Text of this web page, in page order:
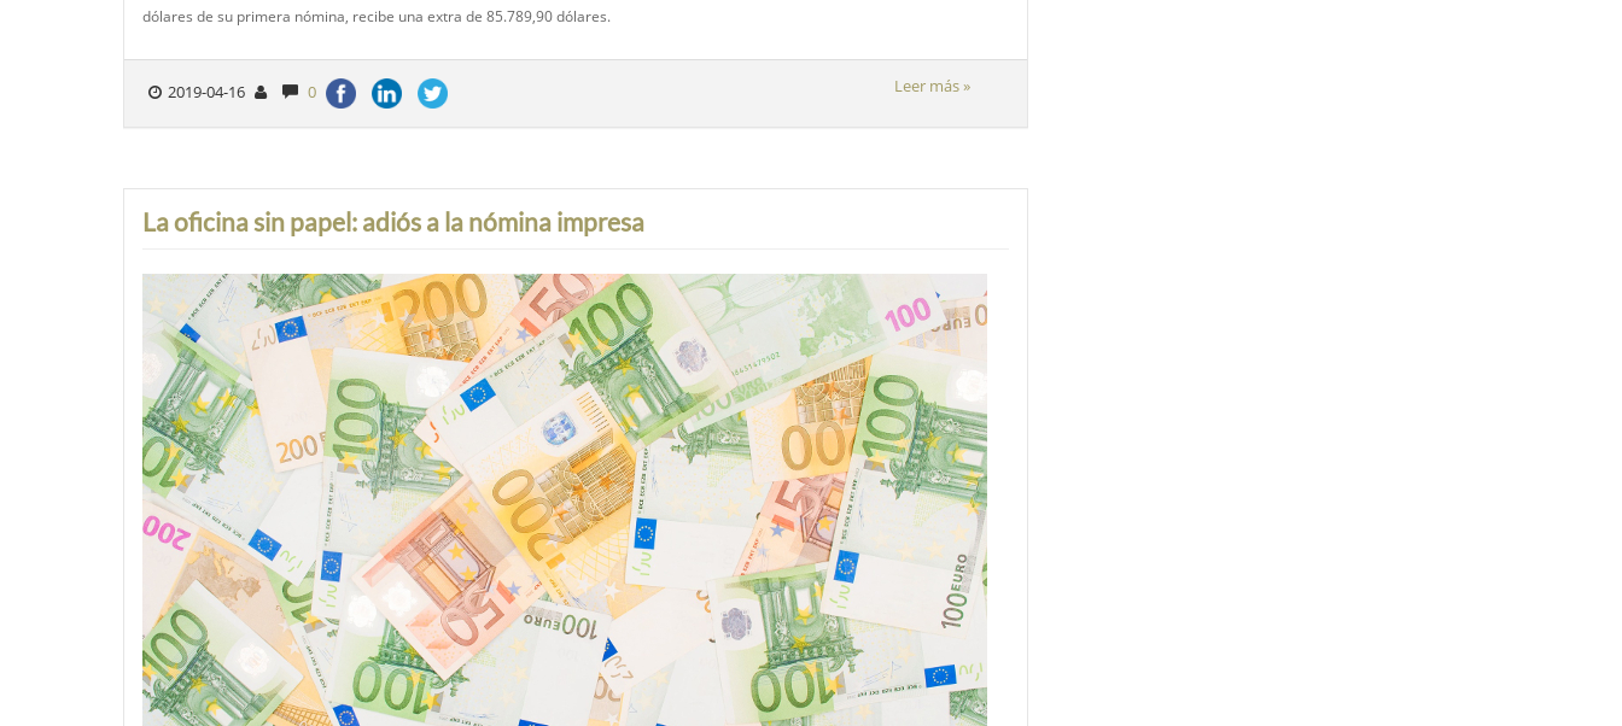
dólares de su primera nómina, recibe una extra de 85.789,90 dólares.
2019-04-16 0 Leer más »
La oficina sin papel: adiós a la nómina impresa